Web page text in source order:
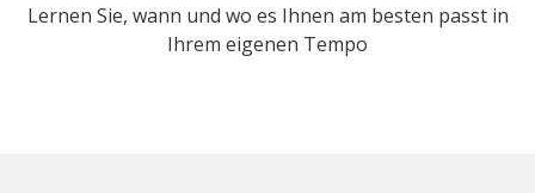
Lernen Sie, wann und wo es Ihnen am besten passt in
Ihrem eigenen Tempo